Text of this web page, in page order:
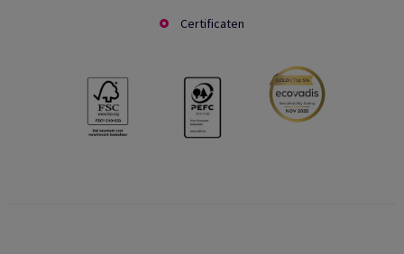
Certificaten